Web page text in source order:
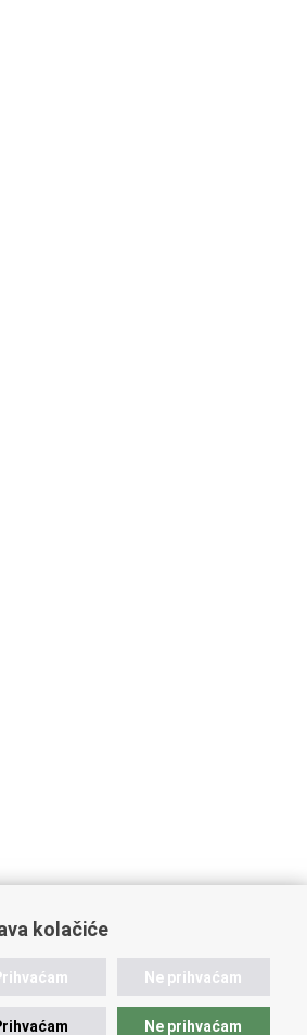
kolačiće
Ne prihvaćam
Ne prihvaćam